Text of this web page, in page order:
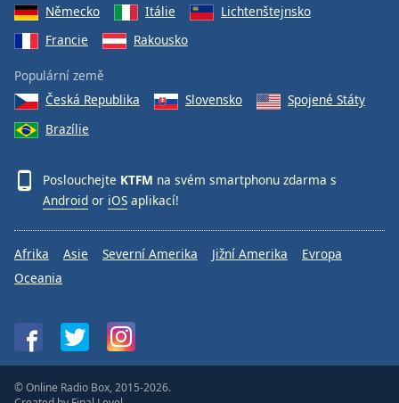
Německo
Itálie
Lichtenštejnsko
Francie
Rakousko
Populární země
Česká Republika
Slovensko
Spojené Státy
Brazílie
Poslouchejte KTFM na svém smartphonu zdarma s
Android or iOS aplikací!
Afrika Asie Severní Amerika Jižní Amerika
Evropa
Oceania
© Online Radio Box, 2015-2026.